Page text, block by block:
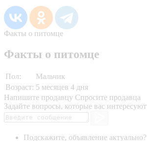
Факты о питомце
Факты о питомце
Пол:
Мальчик
Возраст: 5 месяцев 4 дня
Напишите продавцу Спросите продавца
Задайте вопросы, которые вас интересуют
Подскажите, объявление актуально?